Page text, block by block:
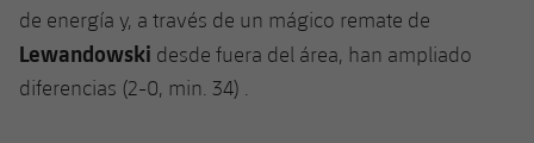
Resultados
Clasificaciones
Calendario
Resultados
Hockey Hierba Masculino
Hockey Hierba Femenino
Actualidad
Plantilla
Escuela de Patinaje
Rugby
de energía y, a través de un mágico remate de
Lewandowski desde fuera del área, han ampliado
diferencias (2-0, min. 34) .